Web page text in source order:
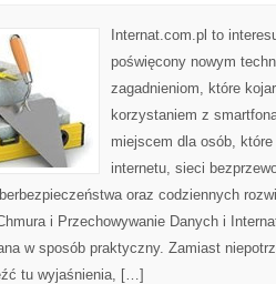
Internat.com.pl to
poświęcony nowym
zagadnieniom, które
korzystaniem z
miejscem dla osób,
internetu, sieci
oraz codziennych
i Przechowywanie Danych i
w sposób praktyczny. Zamiast
tu wyjaśnienia, […]